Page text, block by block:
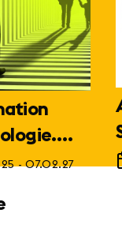
Futur
- 07.02.27